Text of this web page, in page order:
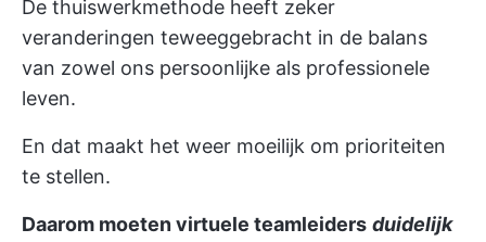
De thuiswerkmethode heeft zeker
veranderingen teweeggebracht in de balans
van zowel ons persoonlijke als professionele
leven.
En dat maakt het weer moeilijk om prioriteiten
te stellen.
Daarom moeten virtuele teamleiders duidelijk